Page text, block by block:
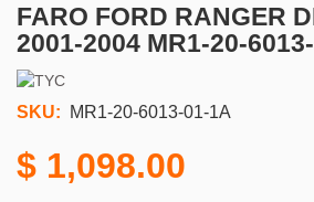
FARO FORD RANGER
2001-2004 MR1-20-
SKU: MR1-20-6013-01-1A
1,098.00